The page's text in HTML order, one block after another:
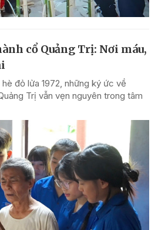
cổ Quảng Trị: Nơi máu,
đỏ lửa 1972, những ký ức về
Trị vẫn vẹn nguyên trong tâm